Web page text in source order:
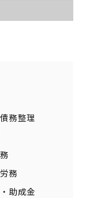
務整理
務
助成金